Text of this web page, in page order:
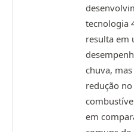
tecnologia
resulta em
chuva,
redução
em